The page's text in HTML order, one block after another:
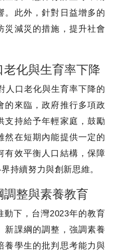
。此外，針對日益增多的
災減災的措施，提升社會
老化與生育率下降
人口老化與生育率下降的
的來臨，政府推行多項政
支持給予年輕家庭，鼓勵
然在短期內能提供一定的
有效平衡人口結構，保障
持續努力與創新思維。
整與素養教育
下，台灣2023年的教育
新課綱的調整，強調素養
養學生的批判思考能力與